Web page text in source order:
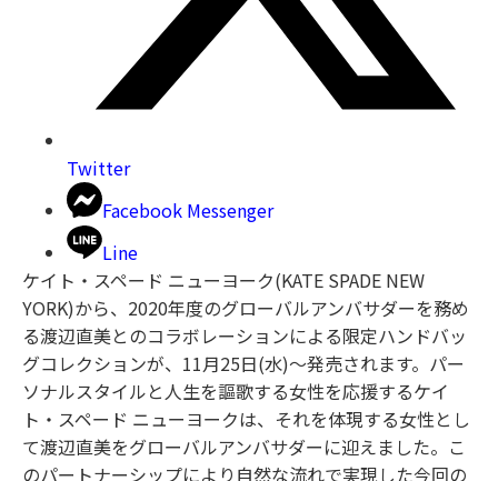
Twitter
Facebook Messenger
Line
ケイト・スペード ニューヨーク(KATE SPADE NEW
YORK)から、2020年度のグローバルアンバサダーを務め
る渡辺直美とのコラボレーションによる限定ハンドバッ
グコレクションが、11月25日(水)〜発売されます。パー
ソナルスタイルと人生を謳歌する女性を応援するケイ
ト・スペード ニューヨークは、それを体現する女性とし
て渡辺直美をグローバルアンバサダーに迎えました。こ
のパートナーシップにより自然な流れで実現した今回の